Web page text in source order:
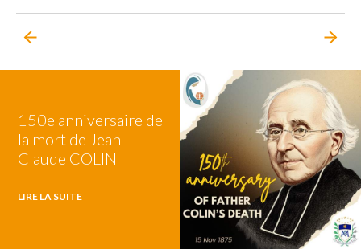
150e anniversaire de
la mort de Jean-
Claude COLIN
LIRE LA SUITE